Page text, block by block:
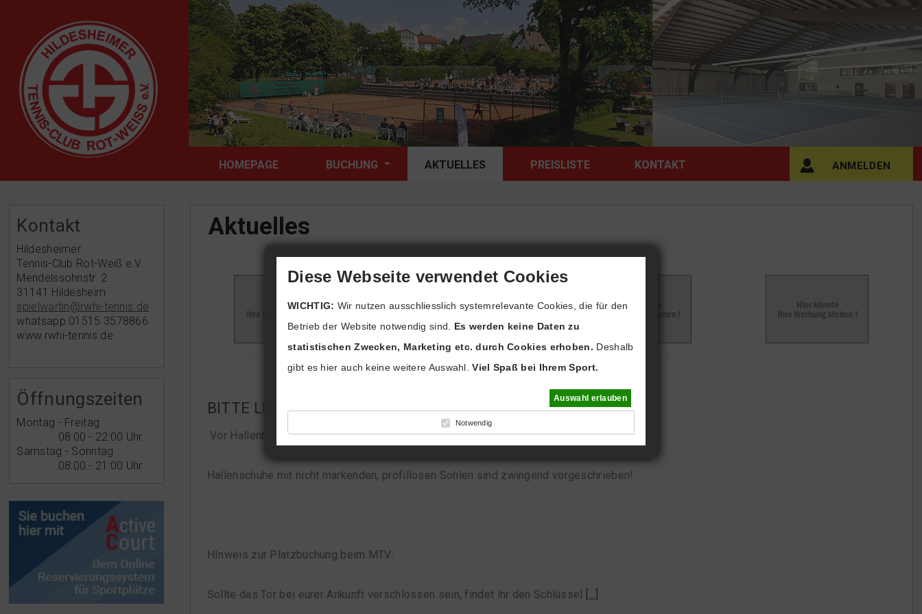
HOMEPAGE BUCHUNG AKTUELLES PREISLISTE KONTAKT ANMELDEN
Aktuelles
BITTE LESEN UND BEACHTEN !
Vor Hallenbuchung beachten:
Hallenschuhe mit nicht markenden, profillosen Sohlen sind zwingend vorgeschrieben!
HInweis zur Platzbuchung beim MTV:
Sollte das Tor bei eurer Ankunft verschlossen sein, findet ihr den Schlüssel [...]
Kontakt
Hildesheimer
Tennis-Club Rot-Weiß e.V.
Mendelssohnstr. 2
31141 Hildesheim
spielwartin@rwhi-tennis.de
whatsapp 01515 3578866
www.rwhi-tennis.de
Öffnungszeiten
Montag - Freitag
08:00 - 22:00 Uhr
Samstag - Sonntag
08:00 - 21:00 Uhr
Diese Webseite verwendet Cookies
WICHTIG: Wir nutzen ausschliesslich systemrelevante Cookies, die für den
Betrieb der Website notwendig sind. Es werden keine Daten zu
statistischen Zwecken, Marketing etc. durch Cookies erhoben. Deshalb
gibt es hier auch keine weitere Auswahl.Viel Spaß bei Ihrem Sport.
Auswahl erlauben
Notwendig